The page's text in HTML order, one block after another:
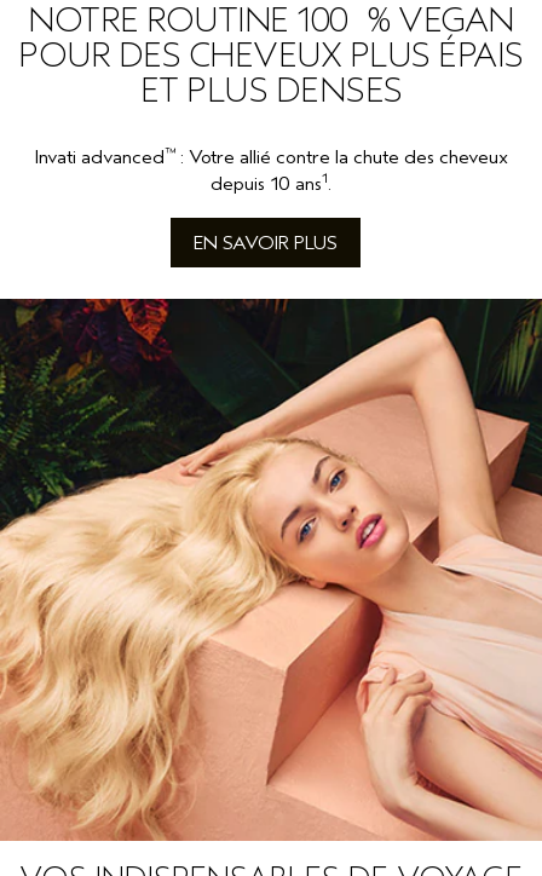
NOTRE ROUTINE 100 % VEGAN
POUR DES CHEVEUX PLUS ÉPAIS
ET PLUS DENSES
Invati advanced™: Votre allié contre la chute des cheveux
depuis 10 ans1.
EN SAVOIR PLUS